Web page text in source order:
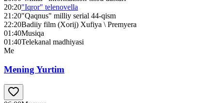
20:20"Iqror" telenovella
21:20"Qaqnus" milliy serial 44-qism
22:20Badiiy film (Xorij) Xufiya \ Premyera
01:40Musiqa
01:40Telekanal madhiyasi
Me
Mening Yurtim